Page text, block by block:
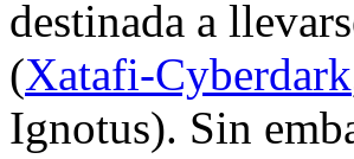
destinada a
(Xatafi-Cyberdark
Ignotus). Sin